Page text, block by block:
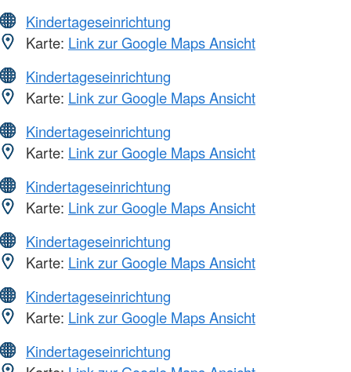
Kindertageseinrichtung
Karte: Link zur Google Maps Ansicht
Kindertageseinrichtung
Karte: Link zur Google Maps Ansicht
Kindertageseinrichtung
Karte: Link zur Google Maps Ansicht
Kindertageseinrichtung
Karte: Link zur Google Maps Ansicht
Kindertageseinrichtung
Karte: Link zur Google Maps Ansicht
Kindertageseinrichtung
Karte: Link zur Google Maps Ansicht
Kindertageseinrichtung